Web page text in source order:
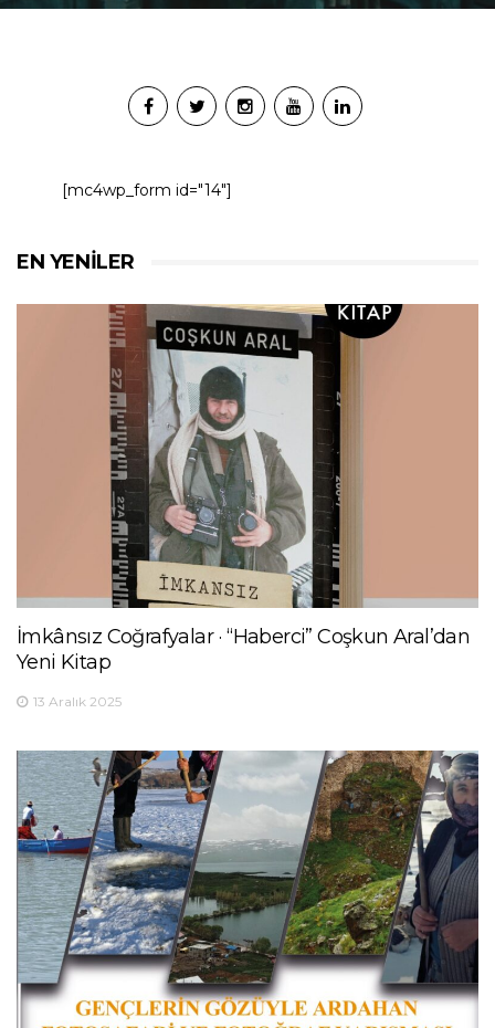
[mc4wp_form id="14"]
EN YENILER
İmkânsız Coğrafyalar · “Haberci” Coşkun Aral’dan
Yeni Kitap
13 Aralık 2025